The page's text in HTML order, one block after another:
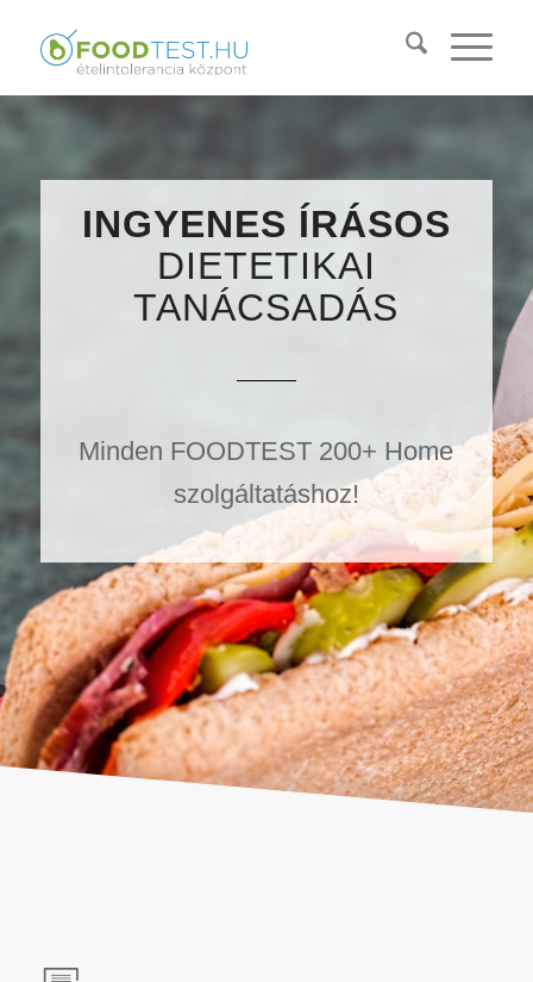
INGYENES ÍRÁSOS
DIETETIKAI
TANÁCSADÁS
Minden FOODTEST 200+ Home
szolgáltatáshoz!